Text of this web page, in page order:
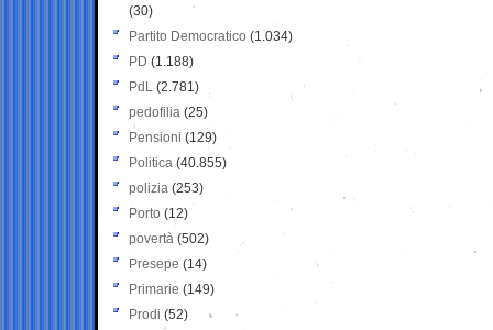
(30)
Partito Democratico (1.034)
PD (1.188)
PdL (2.781)
pedofilia (25)
Pensioni (129)
Politica (40.855)
polizia (253)
Porto (12)
povertà (502)
Presepe (14)
Primarie (149)
Prodi (52)